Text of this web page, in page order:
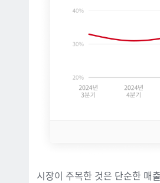
시장이 주목한 것은 단순한 매